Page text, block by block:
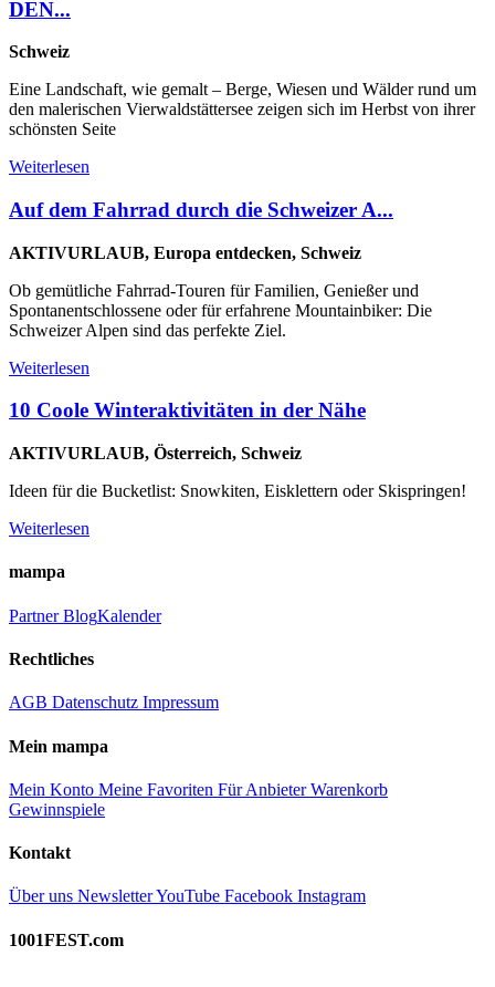
DEN...
Schweiz
Eine Landschaft, wie gemalt – Berge, Wiesen und Wälder rund um
den malerischen Vierwaldstättersee zeigen sich im Herbst von ihrer
schönsten Seite
Weiterlesen
Auf dem Fahrrad durch die Schweizer A...
AKTIVURLAUB, Europa entdecken, Schweiz
Ob gemütliche Fahrrad-Touren für Familien, Genießer und
Spontanentschlossene oder für erfahrene Mountainbiker: Die
Schweizer Alpen sind das perfekte Ziel.
Weiterlesen
10 Coole Winteraktivitäten in der Nähe
AKTIVURLAUB, Österreich, Schweiz
Ideen für die Bucketlist: Snowkiten, Eisklettern oder Skispringen!
Weiterlesen
mampa
PartnerBlogKalender
Rechtliches
AGB Datenschutz Impressum
Mein mampa
Mein Konto Meine Favoriten Für AnbieterWarenkorb
Gewinnspiele
Kontakt
Über uns NewsletterYouTube Facebook Instagram
1001FEST.com